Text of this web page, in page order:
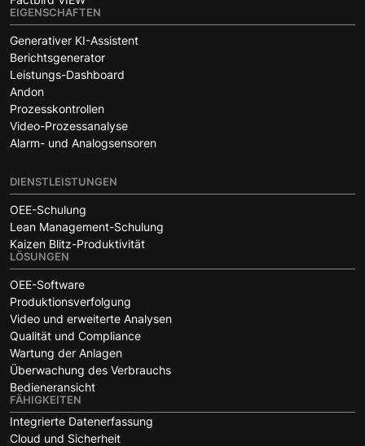
EIGENSCHAFTEN
Generativer KI-Assistent
Berichtsgenerator
Leistungs-Dashboard
Andon
Prozesskontrollen
Video-Prozessanalyse
Alarm- und Analogsensoren
DIENSTLEISTUNGEN
OEE-Schulung
Lean Management-Schulung
Kaizen Blitz-Produktivität
LÖSUNGEN
OEE-Software
Produktionsverfolgung
Video und erweiterte Analysen
Qualität und Compliance
Wartung der Anlagen
Überwachung des Verbrauchs
Bedieneransicht
FÄHIGKEITEN
Integrierte Datenerfassung
Cloud und Sicherheit